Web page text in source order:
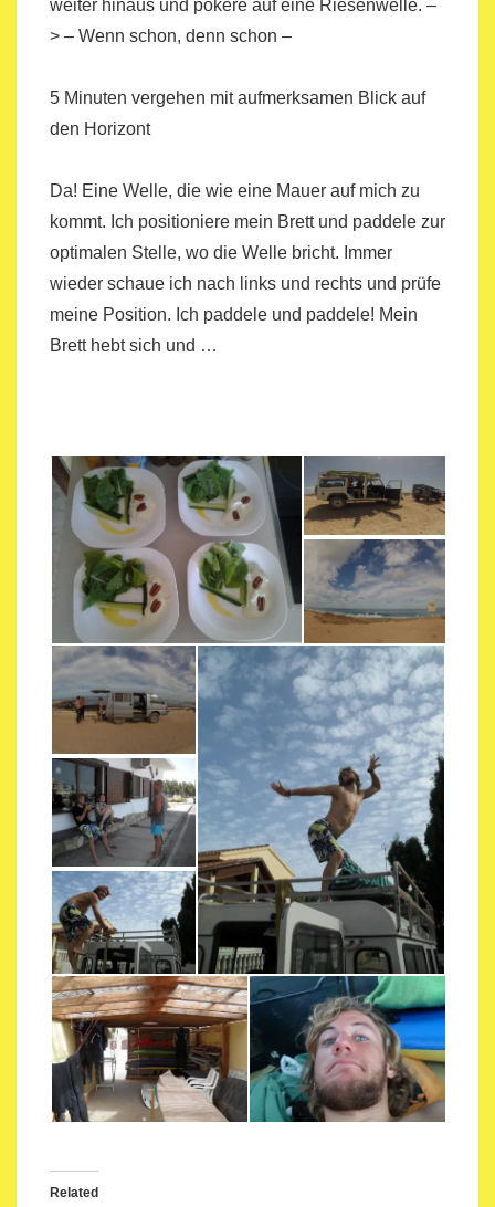
weiter hinaus und pokere auf eine Riesenwelle. –
> – Wenn schon, denn schon –
5 Minuten vergehen mit aufmerksamen Blick auf
den Horizont
Da! Eine Welle, die wie eine Mauer auf mich zu
kommt. Ich positioniere mein Brett und paddele zur
optimalen Stelle, wo die Welle bricht. Immer
wieder schaue ich nach links und rechts und prüfe
meine Position. Ich paddele und paddele! Mein
Brett hebt sich und …
Related